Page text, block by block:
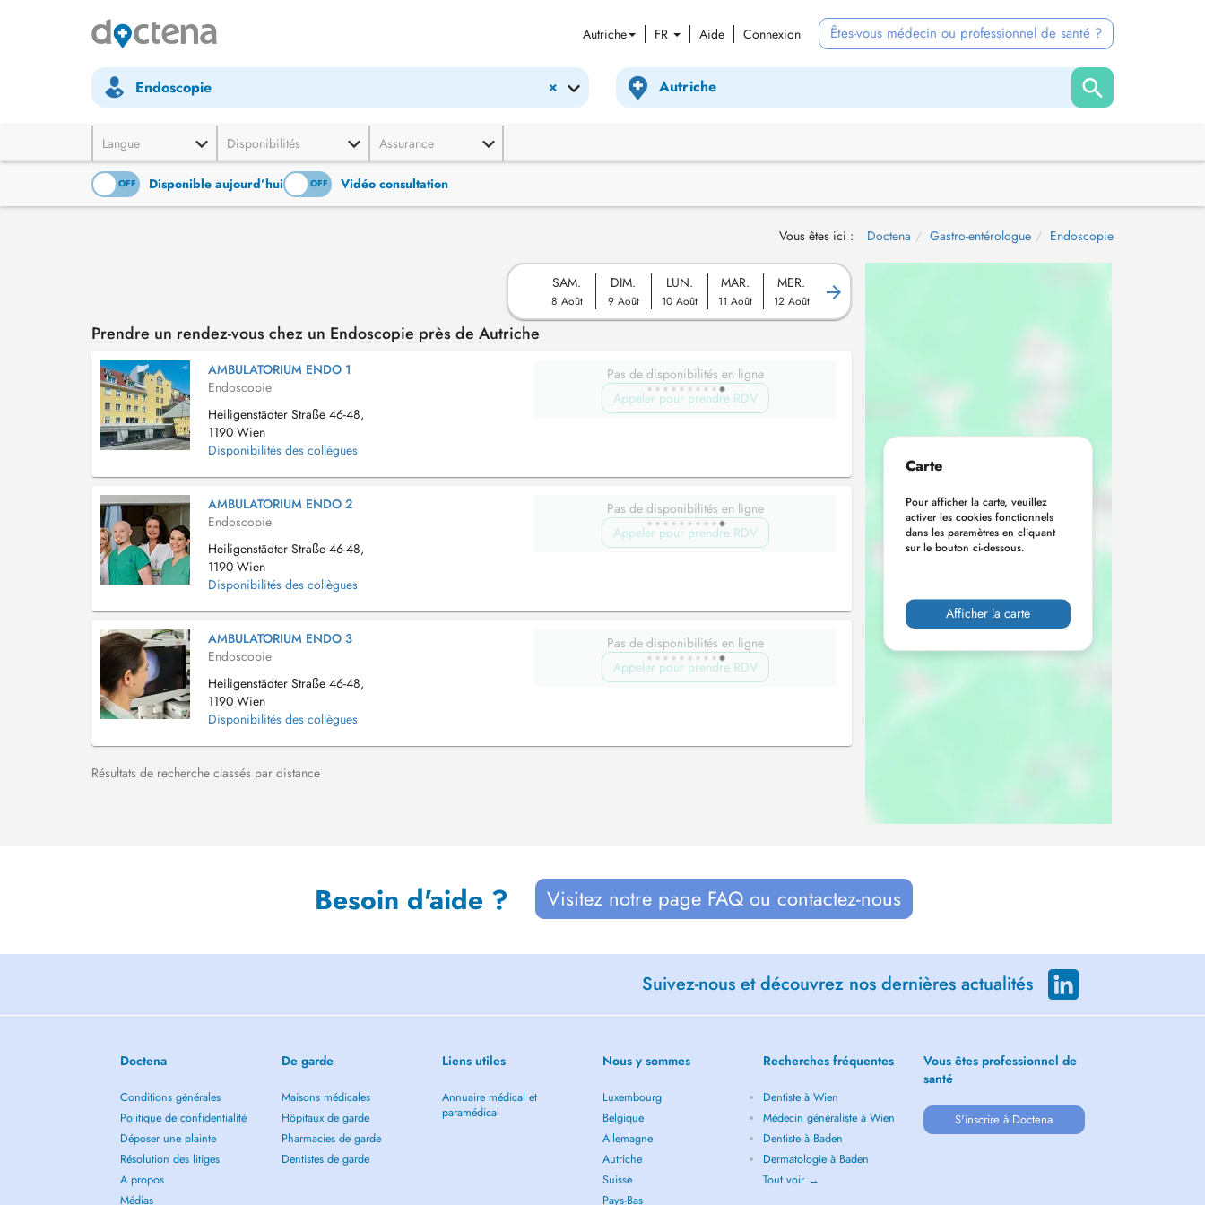
Autriche FR Aide Connexion Êtes-vous médecin ou professionnel de santé ?
×
Endoscopie
Langue Disponibilités Assurance
OFF Disponible aujourd’hui
ON OFF Vidéo consultation
Vous êtes ici : Doctena Gastro-entérologue Endoscopie
SAM.
8 Août
DIM.
9 Août
LUN.
10 Août
MAR.
11 Août
MER.
12 Août
Prendre un rendez-vous chez un Endoscopie près de Autriche
AMBULATORIUM ENDO 1
Endoscopie
Heiligenstädter Straße 46-48,
1190 Wien
Disponibilités des collègues
Pas de disponibilités en ligne
Appeler pour prendre RDV
AMBULATORIUM ENDO 2
Endoscopie
Heiligenstädter Straße 46-48,
1190 Wien
Disponibilités des collègues
Pas de disponibilités en ligne
Appeler pour prendre RDV
AMBULATORIUM ENDO 3
Endoscopie
Heiligenstädter Straße 46-48,
1190 Wien
Disponibilités des collègues
Pas de disponibilités en ligne
Appeler pour prendre RDV
Résultats de recherche classés par distance
Carte
Pour afficher la carte, veuillez
activer les cookies fonctionnels
dans les paramètres en cliquant
sur le bouton ci-dessous.
Afficher la carte
Besoin d'aide ? Visitez notre page FAQ ou contactez-nous
Suivez-nous et découvrez nos dernières actualités
Doctena
Conditions générales
Politique de confidentialité
Déposer une plainte
Résolution des litiges
A propos
Médias
De garde
Maisons médicales
Hôpitaux de garde
Pharmacies de garde
Dentistes de garde
Liens utiles
Annuaire médical et
paramédical
Nous y sommes
Luxembourg
Belgique
Allemagne
Autriche
Suisse
Pays-Bas
Recherches fréquentes
Dentiste à Wien
Médecin généraliste à Wien
Dentiste à Baden
Dermatologie à Baden
Tout voir →
Vous êtes professionnel de
santé
S'inscrire à Doctena